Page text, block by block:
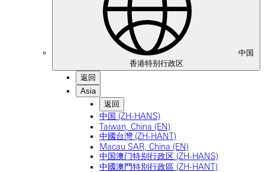
中国
香港特别行政区
返回
Asia
返回
中国 (ZH-HANS)
Taiwan, China (EN)
中國台灣 (ZH-HANT)
Macau SAR, China (EN)
中国澳门特别行政区 (ZH-HANS)
中國澳門特別行政區 (ZH-HANT)